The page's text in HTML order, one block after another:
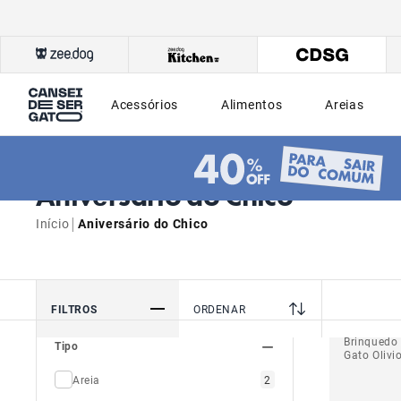
Acessórios
Alimentos Areias
Aniversário do Chico
Início |Aniversário do Chico
FILTROS ORDENAR
Tipo
Areia
2
Brinquedo
Gato Olivio